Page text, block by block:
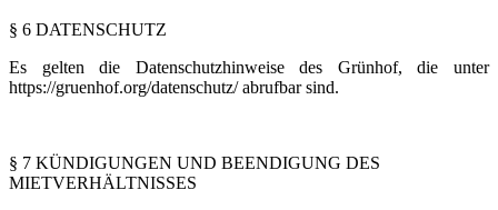
§ 6 DATENSCHUTZ
Es gelten die Datenschutzhinweise des Grünhof, die unter
https://gruenhof.org/datenschutz/ abrufbar sind.
§ 7 KÜNDIGUNGEN UND BEENDIGUNG DES
MIETVERHÄLTNISSES